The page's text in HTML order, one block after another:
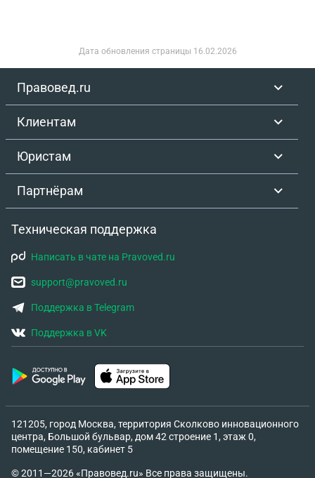
Дата обновления страницы 16.02.2026
Правовед.ru
Клиентам
Юристам
Партнёрам
Техническая поддержка
Написать в чате на Pravoved.ru
support@pravoved.ru
Поддержка в Telegram
Поддержка в VK
121205, город Москва, территория Сколково инновационного
центра, Большой бульвар, дом 42 строение 1, этаж 0,
помещение 150, кабинет 5
© 2011—2026 «Правовед.ru» Все права защищены.